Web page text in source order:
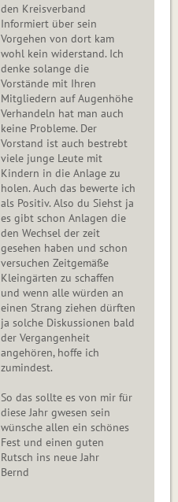
den Kreisverband
Informiert über sein
Vorgehen von dort kam
wohl kein widerstand. Ich
denke solange die
Vorstände mit Ihren
Mitgliedern auf Augenhöhe
Verhandeln hat man auch
keine Probleme. Der
Vorstand ist auch bestrebt
viele junge Leute mit
Kindern in die Anlage zu
holen. Auch das bewerte ich
als Positiv. Also du Siehst ja
es gibt schon Anlagen die
den Wechsel der zeit
gesehen haben und schon
versuchen Zeitgemäße
Kleingärten zu schaffen
und wenn alle würden an
einen Strang ziehen dürften
ja solche Diskussionen bald
der Vergangenheit
angehören, hoffe ich
zumindest.
So das sollte es von mir für
diese Jahr gwesen sein
wünsche allen ein schönes
Fest und einen guten
Rutsch ins neue Jahr
Bernd